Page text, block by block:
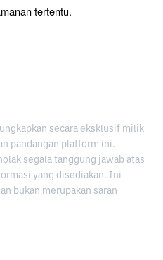
tertentu.
secara eksklusif milik
pandangan platform ini.
segala tanggung jawab atas
yang disediakan. Ini
bukan merupakan saran